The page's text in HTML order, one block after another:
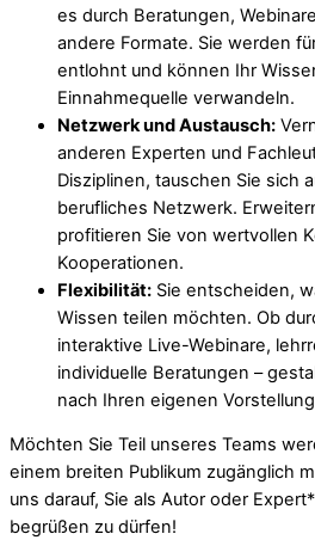
es durch Beratungen,
andere Formate. Sie werden
entlohnt und können Ihr
Einnahmequelle verwandeln.
Netzwerk und Austausch:
anderen Experten und
Disziplinen, tauschen Sie sich
berufliches Netzwerk.
profitieren Sie von wertvollen
Kooperationen.
Flexibilität: Sie entscheiden,
Wissen teilen möchten. Ob
interaktive Live-Webinare,
individuelle Beratungen –
nach Ihren eigenen
Möchten Sie Teil unseres Teams
einem breiten Publikum zugänglich
uns darauf, Sie als Autor oder
begrüßen zu dürfen!